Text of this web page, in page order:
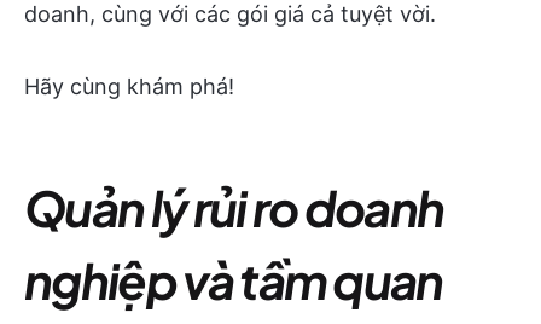
doanh, cùng với các gói giá cả tuyệt vời.
Hãy cùng khám phá!
Quản lý rủi ro doanh
nghiệp và tầm quan